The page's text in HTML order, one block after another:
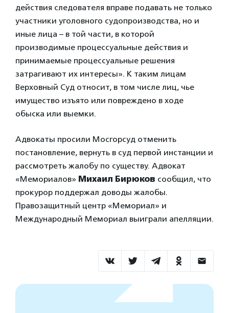
действия следователя вправе подавать не только
участники уголовного судопроизводства, но и
иные лица – в той части, в которой
производимые процессуальные действия и
принимаемые процессуальные решения
затрагивают их интересы». К таким лицам
Верховный Суд относит, в том числе лиц, чье
имущество изъято или повреждено в ходе
обыска или выемки.
Адвокаты просили Мосгорсуд отменить
постановление, вернуть в суд первой инстанции и
рассмотреть жалобу по существу. Адвокат
«Мемориалов» Михаил Бирюков сообщил, что
прокурор поддержал доводы жалобы.
Правозащитный центр «Мемориал» и
Международный Мемориал выиграли апелляции.